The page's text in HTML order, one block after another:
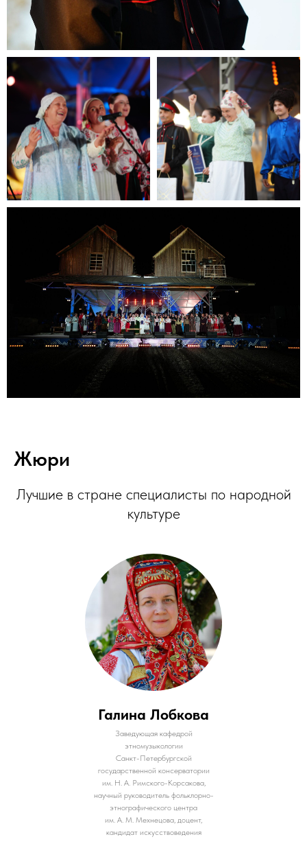
Жюри
Лучшие в стране специалисты по народной
культуре
Галина Лобкова
Заведующая кафедрой
этномузыкологии
Санкт-Петербургской
государственной консерватории
им. Н. А. Римского-Корсакова,
научный руководитель фольклорно-
этнографического центра
им. А. М. Мехнецова, доцент,
кандидат искусствоведения